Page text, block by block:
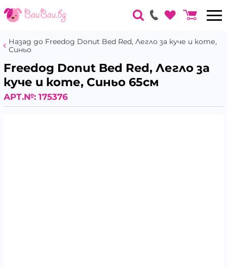
Назад до Freedog Donut Bed Red, Легло за куче и коте,
Синьо
Freedog Donut Bed Red, Легло за
куче и коте, Синьо 65см
АРТ.№: 175376